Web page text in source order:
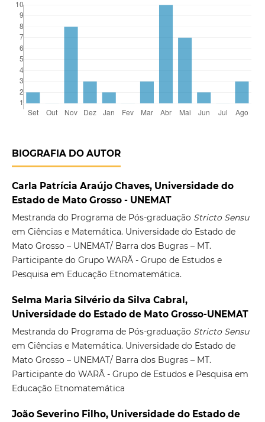
BIOGRAFIA DO AUTOR
Carla Patrícia Araújo Chaves, Universidade do
Estado de Mato Grosso - UNEMAT
Mestranda do Programa de Pós-graduação Stricto Sensu
em Ciências e Matemática. Universidade do Estado de
Mato Grosso – UNEMAT/ Barra dos Bugras – MT.
Participante do Grupo WARÃ - Grupo de Estudos e
Pesquisa em Educação Etnomatemática.
Selma Maria Silvério da Silva Cabral,
Universidade do Estado de Mato Grosso-UNEMAT
Mestranda do Programa de Pós-graduação Stricto Sensu
em Ciências e Matemática. Universidade do Estado de
Mato Grosso – UNEMAT/ Barra dos Bugras – MT.
Participante do WARÃ - Grupo de Estudos e Pesquisa em
Educação Etnomatemática
João Severino Filho, Universidade do Estado de